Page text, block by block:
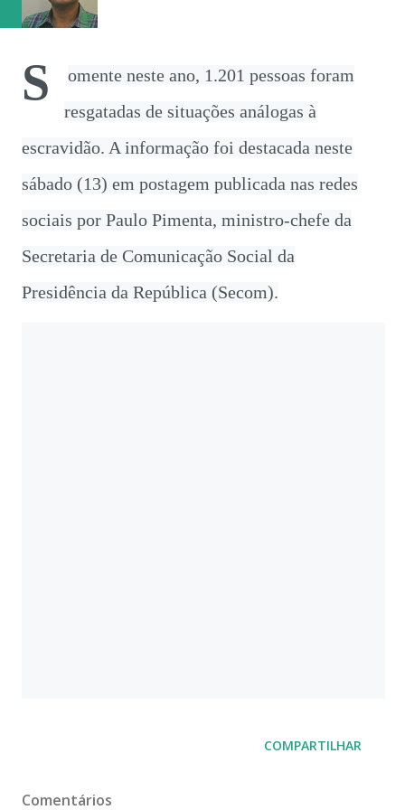
vaga na referência do ataque, com...
S
omente neste ano, 1.201 pessoas foram
resgatadas de situações análogas à
escravidão. A informação foi destacada neste
sábado (13) em postagem publicada nas redes
sociais por Paulo Pimenta, ministro-chefe da
Secretaria de Comunicação Social da
Presidência da República (Secom).
COMPARTILHAR
Comentários